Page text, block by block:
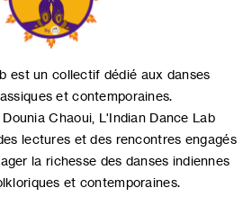
est un collectif dédié aux danses
et contemporaines.
Chaoui, L'Indian Dance Lab
lectures et des rencontres engagés
la richesse des danses indiennes
et contemporaines.